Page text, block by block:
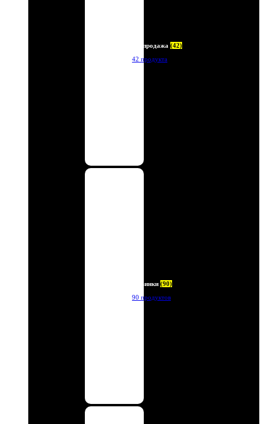
Распродажа (42)
42 продукта
Новинки (90)
90 продуктов